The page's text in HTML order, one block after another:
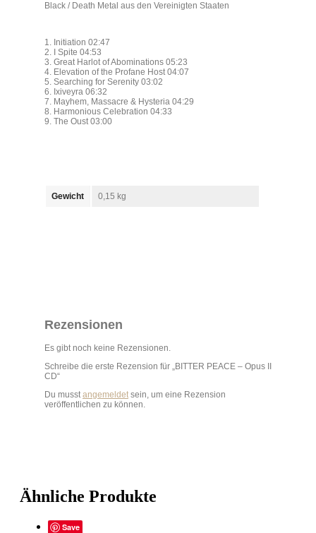
Black / Death Metal aus den Vereinigten Staaten
1. Initiation 02:47
2. I Spite 04:53
3. Great Harlot of Abominations 05:23
4. Elevation of the Profane Host 04:07
5. Searching for Serenity 03:02
6. Ixiveyra 06:32
7. Mayhem, Massacre & Hysteria 04:29
8. Harmonious Celebration 04:33
9. The Oust 03:00
Gewicht 0,15 kg
Rezensionen
Es gibt noch keine Rezensionen.
Schreibe die erste Rezension für „BITTER PEACE – Opus II
CD“
Du musstangemeldetsein, um eine Rezension
veröffentlichen zu können.
Ähnliche Produkte
Save